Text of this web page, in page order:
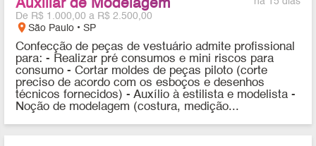
Auxiliar de Modelagem
De R$ 1.000,00 a R$ 2.500,00
location_onSão Paulo • SP
Confecção de peças de vestuário admite profissional
para: - Realizar pré consumos e mini riscos para
consumo - Cortar moldes de peças piloto (corte
preciso de acordo com os esboços e desenhos
técnicos fornecidos) - Auxílio à estilista e modelista -
Noção de modelagem (costura, medição...